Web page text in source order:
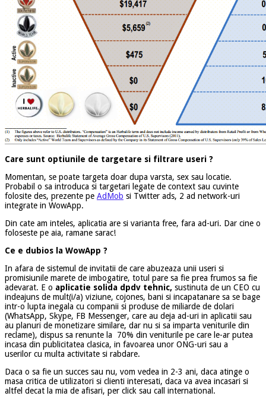
Care sunt optiunile de targetare si filtrare useri ?
Momentan, se poate targeta doar dupa varsta, sex sau locatie.
Probabil o sa introduca si targetari legate de context sau cuvinte
folosite des, prezente pe AdMob si Twitter ads, 2 ad network-uri
integrate in WowApp.
Din cate am inteles, aplicatia are si varianta free, fara ad-uri. Dar cine o
foloseste pe aia, ramane sarac!
Ce e dubios la WowApp ?
In afara de sistemul de invitatii de care abuzeaza unii useri si
promisiunile marete de imbogatire, totul pare sa fie prea frumos sa fie
adevarat. E o aplicatie solida dpdv tehnic, sustinuta de un CEO cu
indeajuns de mult(i/a) viziune, cojones, bani si incapatanare sa se bage
intr-o lupta inegala cu companii si produse de miliarde de dolari
(WhatsApp, Skype, FB Messenger, care au deja ad-uri in aplicatii sau
au planuri de monetizare similare, dar nu si sa imparta veniturile din
reclame), dispus sa renunte la 70% din veniturile pe care le-ar putea
incasa din publicitatea clasica, in favoarea unor ONG-uri sau a
userilor cu multa activitate si rabdare.
Daca o sa fie un succes sau nu, vom vedea in 2-3 ani, daca atinge o
masa critica de utilizatori si clienti interesati, daca va avea incasari si
altfel decat la mia de afisari, per click sau call international.